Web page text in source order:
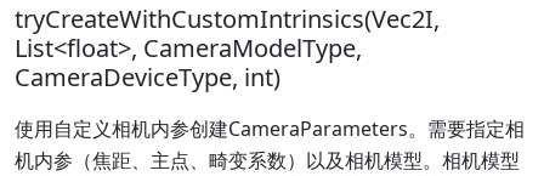
tryCreateWithCustomIntrinsics(Vec2I,
List<float>, CameraModelType,
CameraDeviceType, int)
使用自定义相机内参创建CameraParameters。需要指定相
机内参（焦距、主点、畸变系数）以及相机模型。相机模型